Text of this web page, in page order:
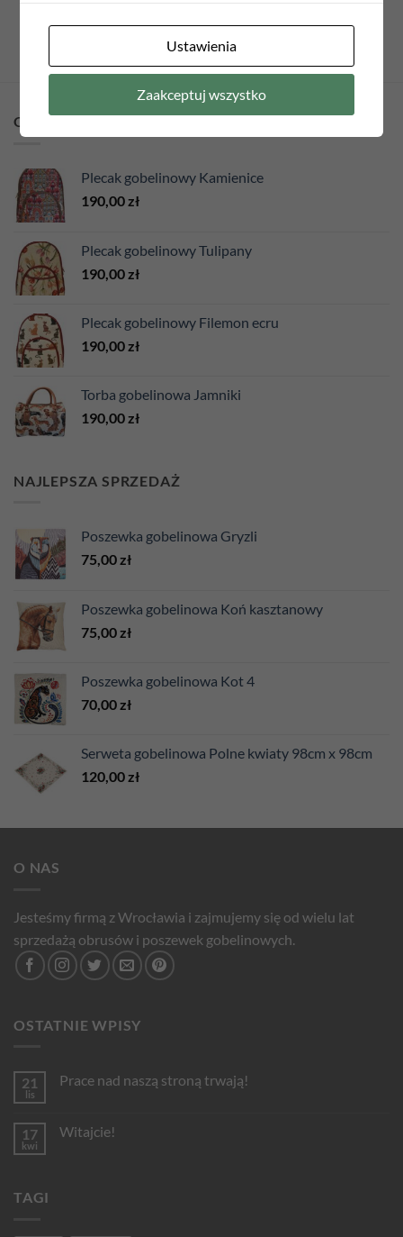
OSTATNIO DODANE
Plecak gobelinowy Kamienice
190,00 zł
Plecak gobelinowy Tulipany
190,00 zł
Plecak gobelinowy Filemon ecru
190,00 zł
Torba gobelinowa Jamniki
190,00 zł
NAJLEPSZA SPRZEDAŻ
Poszewka gobelinowa Gryzli
75,00 zł
Poszewka gobelinowa Koń kasztanowy
75,00 zł
Poszewka gobelinowa Kot 4
70,00 zł
Serweta gobelinowa Polne kwiaty 98cm x 98cm
120,00 zł
O NAS
Jesteśmy firmą z Wrocławia i zajmujemy się od wielu lat
sprzedażą obrusów i poszewek gobelinowych.
OSTATNIE WPISY
21
lis
Prace nad naszą stroną trwają!
Prace
17
kwi
Witajcie!
TAGI
Ustawienia
Zaakceptuj wszystko